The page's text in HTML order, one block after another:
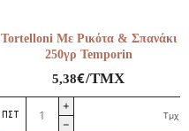
Tortelloni Με Ρικότα & Σπανάκι
250γρ Temporin
5,38€/ΤΜΧ
Tortelloni
Τμχ